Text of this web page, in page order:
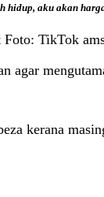
hidup, aku akan
TikTok
kerana